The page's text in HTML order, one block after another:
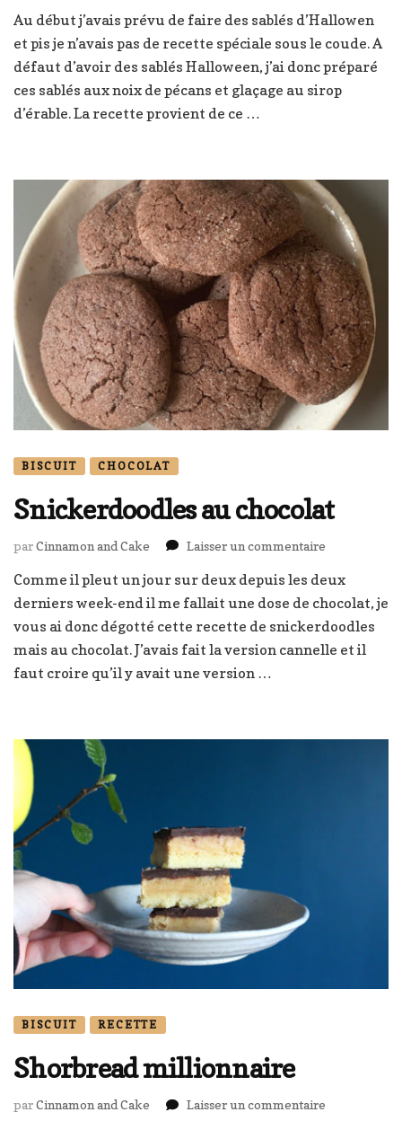
aux
noix
de
et
Au début j’avais prévu de faire des sablés d’Hallowen
et pis je n’avais pas de recette spéciale sous le coude. A
défaut d’avoir des sablés Halloween, j’ai donc préparé
ces sablés aux noix de pécans et glaçage au sirop
d’érable. La recette provient de ce …
BISCUIT CHOCOLAT
Snickerdoodles au chocolat
parCinnamon and Cake Laisser un commentaire
au
chocolat
Comme il pleut un jour sur deux depuis les deux
derniers week-end il me fallait une dose de chocolat, je
vous ai donc dégotté cette recette de snickerdoodles
mais au chocolat. J’avais fait la version cannelle et il
faut croire qu’il y avait une version …
BISCUIT RECETTE
Shorbread millionnaire
parCinnamon and Cake Laisser un commentaire